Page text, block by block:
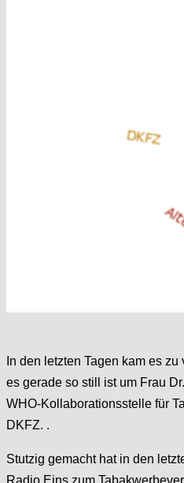
In den letzten Tagen kam es
es gerade so still ist um Frau
WHO-Kollaborationsstelle für
DKFZ. .
Stutzig gemacht hat in den
Radio Eins zum